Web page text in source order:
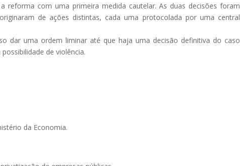
reforma com uma primeira medida cautelar. As duas decisões foram
de ações distintas, cada uma protocolada por uma central
dar uma ordem liminar até que haja uma decisão definitiva do caso
de violência.
da Economia.